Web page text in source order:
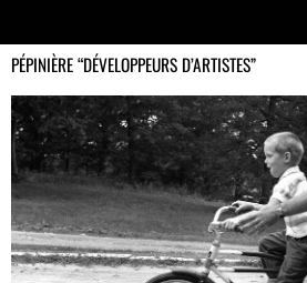
PÉPINIÈRE “DÉVELOPPEURS D’ARTISTES”